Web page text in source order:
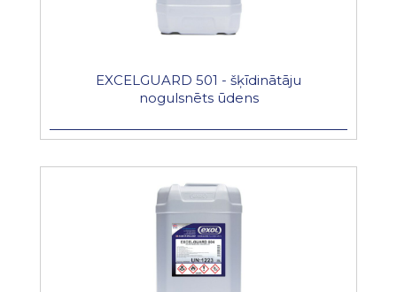
EXCELGUARD 501 - šķīdinātāju
nogulsnēts ūdens